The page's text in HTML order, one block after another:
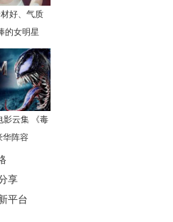
好、气质
的女明星
影云集 《毒
华阵容
享
平台